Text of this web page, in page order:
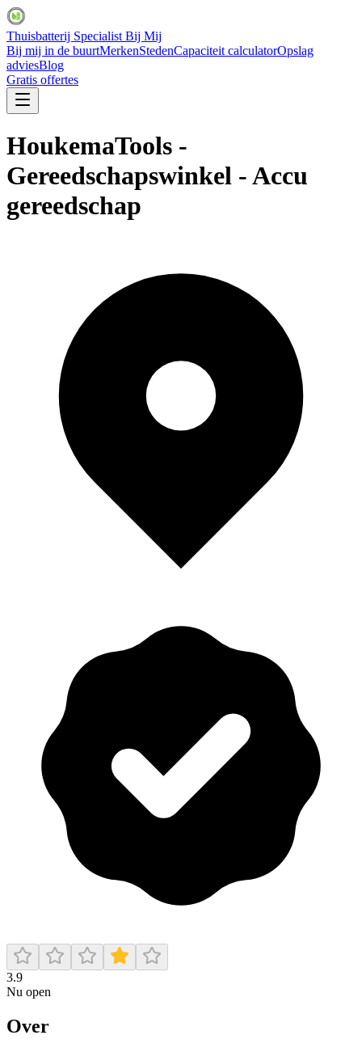
Thuisbatterij Specialist Bij Mij
Bij mij in de buurtMerkenStedenCapaciteit calculatorOpslag
adviesBlog
Gratis offertes
HoukemaTools -
Gereedschapswinkel - Accu
gereedschap
3.9
Nu open
Over